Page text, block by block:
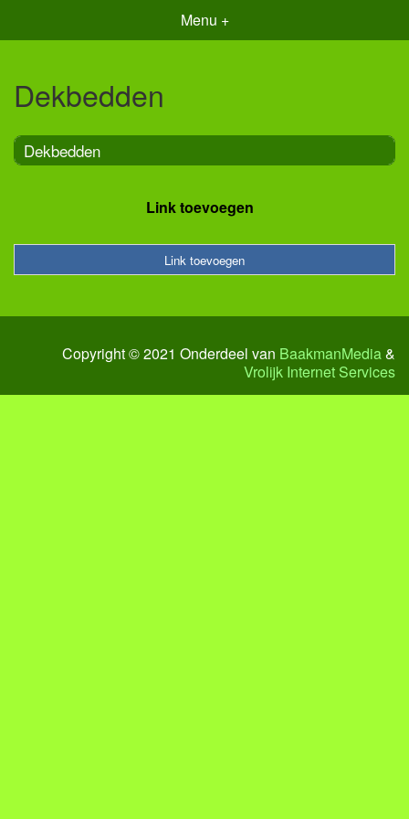
Menu +
Dekbedden
Dekbedden
Link toevoegen
Link toevoegen
Copyright © 2021 Onderdeel van BaakmanMedia&
Vrolijk Internet Services